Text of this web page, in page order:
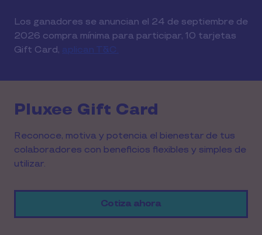
Los ganadores se anuncian el 24 de septiembre de
2026 compra mínima para participar, 10 tarjetas
Gift Card, aplican T&C.
Pluxee Gift Card
Reconoce, motiva y potencia el bienestar de tus
colaboradores con beneficios flexibles y simples de
utilizar.
Cotiza ahora